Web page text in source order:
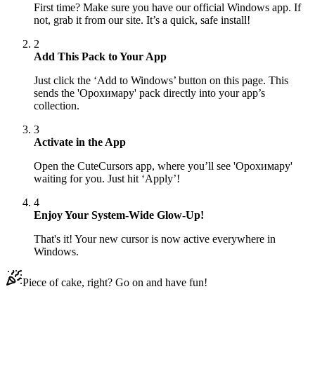
First time? Make sure you have our official Windows app. If
not, grab it from our site. It’s a quick, safe install!
2
Add This Pack to Your App
Just click the ‘Add to Windows’ button on this page. This
sends the 'Орохимару' pack directly into your app’s
collection.
3
Activate in the App
Open the CuteCursors app, where you’ll see 'Орохимару'
waiting for you. Just hit ‘Apply’!
4
Enjoy Your System-Wide Glow-Up!
That's it! Your new cursor is now active everywhere in
Windows.
Piece of cake, right? Go on and have fun!